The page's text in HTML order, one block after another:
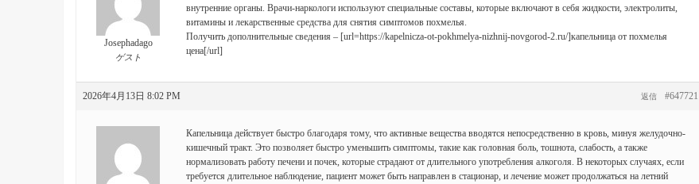
Josephadago
ゲスト
внутренние органы. Врачи-наркологи используют специальные составы, которые включают в себя жидкости, электролиты,
витамины и лекарственные средства для снятия симптомов похмелья.
Получить дополнительные сведения – [url=https://kapelnicza-ot-pokhmelya-nizhnij-novgorod-2.ru/]капельница от похмелья
цена[/url]
2026年4月13日 8:02 PM #647721
返信
Капельница действует быстро благодаря тому, что активные вещества вводятся непосредственно в кровь, минуя желудочно-
кишечный тракт. Это позволяет быстро уменьшить симптомы, такие как головная боль, тошнота, слабость, а также
нормализовать работу печени и почек, которые страдают от длительного употребления алкоголя. В некоторых случаях, если
требуется длительное наблюдение, пациент может быть направлен в стационар, и лечение может продолжаться на летний